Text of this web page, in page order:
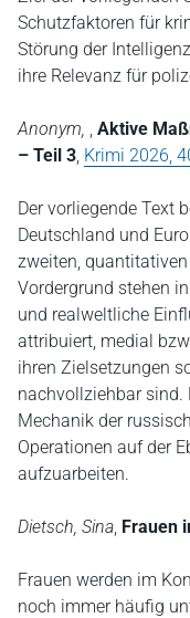
Schutzfaktoren für
Störung der
ihre Relevanz für
Anonym,
Aktive
– Teil 3 Krimi 2026,
Der vorliegende Text
Deutschland und
zweiten,
Vordergrund stehen
und realweltliche
attribuiert, medial
ihren Zielsetzungen
nachvollziehbar sind.
Mechanik der
Operationen auf der
aufzuarbeiten.
Dietsch, Sina Frauen
Frauen werden im
noch immer häufig